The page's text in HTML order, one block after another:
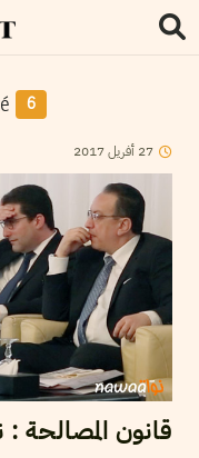
6
27 أفريل2017
قانون